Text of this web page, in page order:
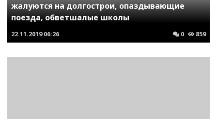
жалуются на долгострои, опаздывающие
поезда, обветшалые школы
22.11.2019 06:26 0 859